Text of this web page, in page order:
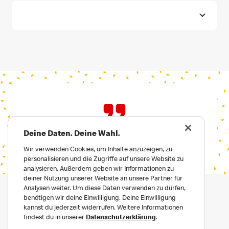
Deine Daten. Deine Wahl.
Wir verwenden Cookies, um Inhalte anzuzeigen, zu
personalisieren und die Zugriffe auf unsere Website zu
analysieren. Außerdem geben wir Informationen zu
deiner Nutzung unserer Website an unsere Partner für
Analysen weiter. Um diese Daten verwenden zu dürfen,
benötigen wir deine Einwilligung. Deine Einwilligung
kannst du jederzeit widerrufen. Weitere Informationen
findest du in unserer Datenschutzerklärung.